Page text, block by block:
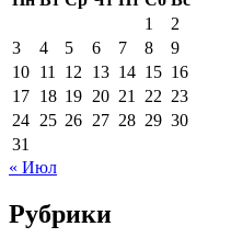
1
2
3
4 5 6 7 8
9
10 11 12 13 14 15 16
17 18 19 20 21 22 23
24 25 26 27 28 29 30
31
« Июл
Рубрики